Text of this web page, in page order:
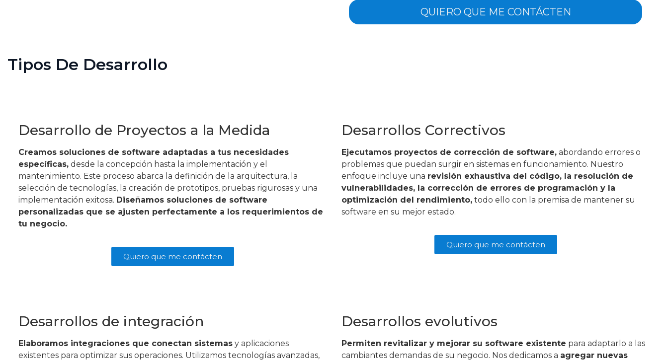
Tipos De Desarrollo
Desarrollo de Proyectos a la Medida
Creamos soluciones de software adaptadas a tus necesidades
específicas, desde la concepción hasta la implementación y el
mantenimiento. Este proceso abarca la definición de la arquitectura, la
selección de tecnologías, la creación de prototipos, pruebas rigurosas y una
implementación exitosa. Diseñamos soluciones de software
personalizadas que se ajusten perfectamente a los requerimientos de
tu negocio.
Quiero que me contácten
Desarrollos Correctivos
Ejecutamos proyectos de corrección de software, abordando errores o
problemas que puedan surgir en sistemas en funcionamiento. Nuestro
enfoque incluye una revisión exhaustiva del código, la resolución de
vulnerabilidades, la corrección de errores de programación y la
optimización del rendimiento, todo ello con la premisa de mantener su
software en su mejor estado.
Quiero que me contácten
Desarrollos de integración
Elaboramos integraciones que conectan sistemas y aplicaciones
existentes para optimizar sus operaciones. Utilizamos tecnologías avanzadas,
Desarrollos evolutivos
Permiten revitalizar y mejorar su software existente para adaptarlo a las
cambiantes demandas de su negocio. Nos dedicamos a agregar nuevas